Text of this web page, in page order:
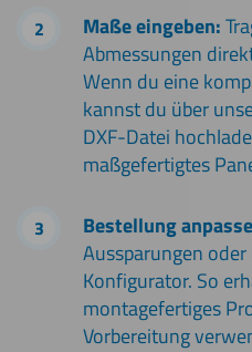
Maße eingeben:
Abmessungen
Wenn du eine
kannst du über
DXF-Datei
maßgefertigtes
Bestellung
Aussparungen
Konfigurator. So
montagefertiges
Vorbereitung